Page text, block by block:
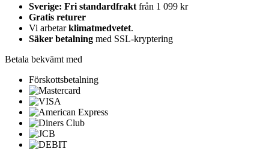
Sverige: Fri standardfrakt från 1 099 kr
Gratis returer
Vi arbetarklimatmedvetet.
Säker betalning med SSL-kryptering
Betala bekvämt med
Förskottsbetalning